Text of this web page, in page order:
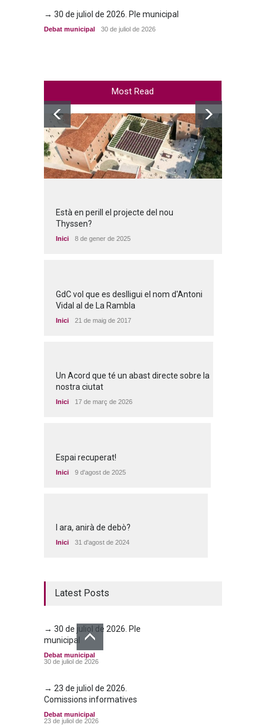
→ 30 de juliol de 2026. Ple municipal
Debat municipal 30 de juliol de 2026
Most Read
Està en perill el projecte del nou
Thyssen?
Inici 8 de gener de 2025
GdC vol que es deslligui el nom d'Antoni
Vidal al de La Rambla
Inici 21 de maig de 2017
Un Acord que té un abast directe sobre la
nostra ciutat
Inici 17 de març de 2026
Espai recuperat!
Inici 9 d'agost de 2025
I ara, anirà de debò?
Inici 31 d'agost de 2024
Latest Posts
→ 30 de juliol de 2026. Ple
municipal
Debat municipal
30 de juliol de 2026
→ 23 de juliol de 2026.
Comissions informatives
Debat municipal
23 de juliol de 2026